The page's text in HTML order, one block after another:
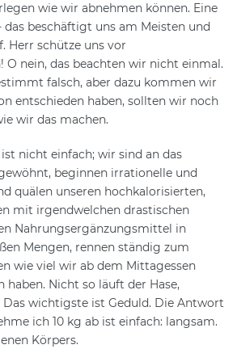
wie wir abnehmen können. Eine
beschäftigt uns am Meisten und
Herr schütze uns vor
O nein, das beachten wir nicht einmal.
falsch, aber dazu kommen wir
entschieden haben, sollten wir noch
wir das machen.
nicht einfach; wir sind an das
beginnen irrationelle und
quälen unseren hochkalorisierten,
mit irgendwelchen drastischen
Nahrungsergänzungsmittel in
Mengen, rennen ständig zum
wie viel wir ab dem Mittagessen
haben. Nicht so läuft der Hase,
wichtigste ist Geduld. Die Antwort
ich 10 kg ab ist einfach: langsam.
Körpers.